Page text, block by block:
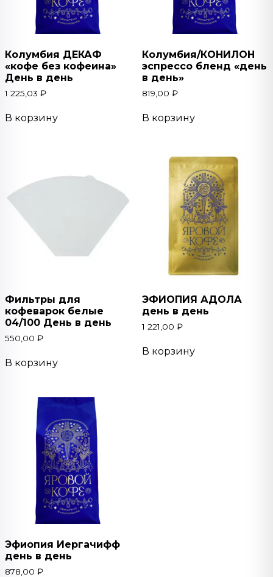
Колумбия ДЕКАФ
«кофе без кофеина»
День в день
1 225,03 ₽
В корзину
Колумбия/КОНИЛОН
эспрессо бленд «день
в день»
819,00 ₽
В корзину
Фильтры для
кофеварок белые
04/100 День в день
550,00 ₽
В корзину
ЭФИОПИЯ АДОЛА
день в день
1 221,00 ₽
В корзину
Эфиопия Иергачифф
день в день
878,00 ₽